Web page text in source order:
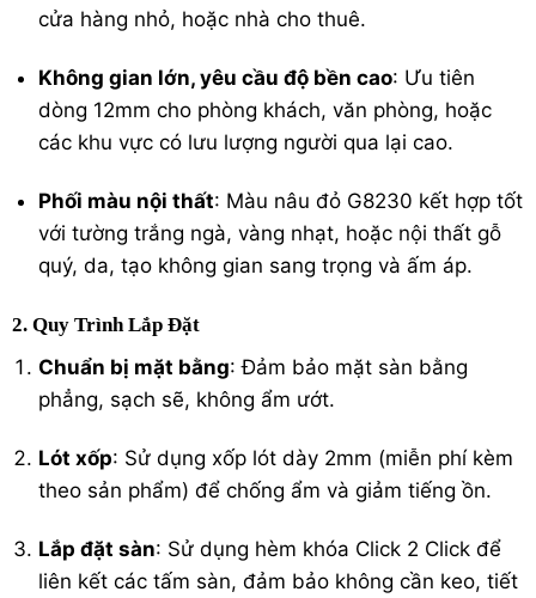
cửa hàng nhỏ, hoặc nhà cho thuê.
Không gian lớn, yêu cầu độ bền cao: Ưu tiên
dòng 12mm cho phòng khách, văn phòng, hoặc
các khu vực có lưu lượng người qua lại cao.
Phối màu nội thất: Màu nâu đỏ G8230 kết hợp tốt
với tường trắng ngà, vàng nhạt, hoặc nội thất gỗ
quý, da, tạo không gian sang trọng và ấm áp.
2. Quy Trình Lắp Đặt
Chuẩn bị mặt bằng: Đảm bảo mặt sàn bằng
phẳng, sạch sẽ, không ẩm ướt.
Lót xốp: Sử dụng xốp lót dày 2mm (miễn phí kèm
theo sản phẩm) để chống ẩm và giảm tiếng ồn.
Lắp đặt sàn: Sử dụng hèm khóa Click 2 Click để
liên kết các tấm sàn, đảm bảo không cần keo, tiết